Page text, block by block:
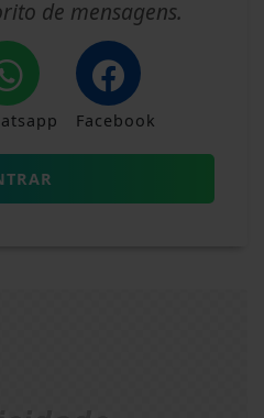
de mensagens.
Facebook